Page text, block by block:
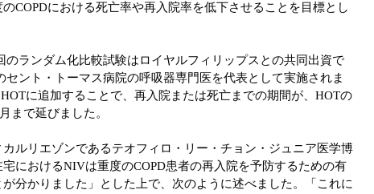
COPDにおける死亡率や再入院率を低下させることを目標とし
のランダム化比較試験はロイヤルフィリップスとの共同出資で
セント・トーマス病院の呼吸器専門医を代表として実施されま
に追加することで、再入院または死亡までの期間が、HOTの
まで延びました。
ルリエゾンであるテオフィロ・リー・チョン・ジュニア医学博
におけるNIVは重度のCOPD患者の再入院を予防するための有
分かりました」とした上で、次のように述べました。「これに